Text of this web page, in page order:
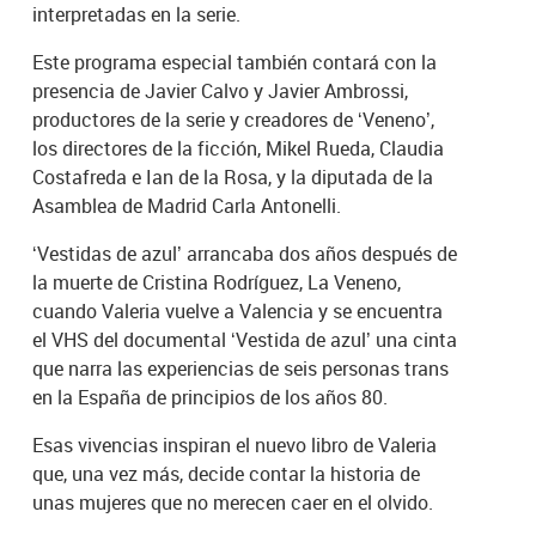
interpretadas en la serie.
Este programa especial también contará con la
presencia de Javier Calvo y Javier Ambrossi,
productores de la serie y creadores de ‘Veneno’,
los directores de la ficción, Mikel Rueda, Claudia
Costafreda e Ian de la Rosa, y la diputada de la
Asamblea de Madrid Carla Antonelli.
‘Vestidas de azul’ arrancaba dos años después de
la muerte de Cristina Rodríguez, La Veneno,
cuando Valeria vuelve a Valencia y se encuentra
el VHS del documental ‘Vestida de azul’ una cinta
que narra las experiencias de seis personas trans
en la España de principios de los años 80.
Esas vivencias inspiran el nuevo libro de Valeria
que, una vez más, decide contar la historia de
unas mujeres que no merecen caer en el olvido.